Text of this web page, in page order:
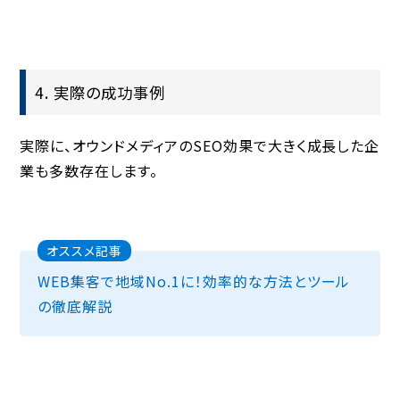
4. 実際の成功事例
実際に、オウンドメディアのSEO効果で大きく成長した企
業も多数存在します。
オススメ記事
WEB集客で地域No.1に！効率的な方法とツール
の徹底解説